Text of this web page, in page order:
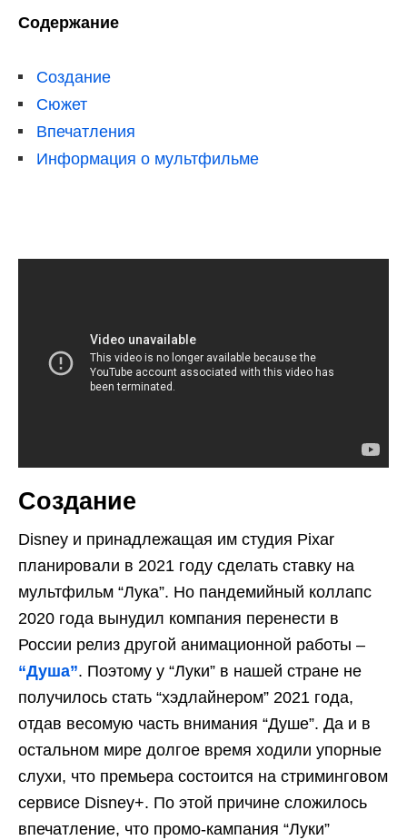
Содержание
Создание
Сюжет
Впечатления
Информация о мультфильме
Создание
Disney и принадлежащая им студия Pixar
планировали в 2021 году сделать ставку на
мультфильм “Лука”. Но пандемийный коллапс
2020 года вынудил компания перенести в
России релиз другой анимационной работы –
“Душа”. Поэтому у “Луки” в нашей стране не
получилось стать “хэдлайнером” 2021 года,
отдав весомую часть внимания “Душе”. Да и в
остальном мире долгое время ходили упорные
слухи, что премьера состоится на стриминговом
сервисе Disney+. По этой причине сложилось
впечатление, что промо-кампания “Луки”